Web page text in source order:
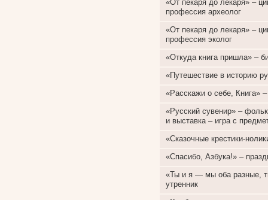
«От пекаря до лекаря» –
профессия археолог
«От пекаря до лекаря» –
профессия эколог
«Откуда книга пришла» –
«Путешествие в историю
«Расскажи о себе, Книга» –
«Русский сувенир» –
и выставка – игра с
«Сказочные крестики-
«Спасибо, Азбука!» –
«Ты и я — мы оба разные,
утренник